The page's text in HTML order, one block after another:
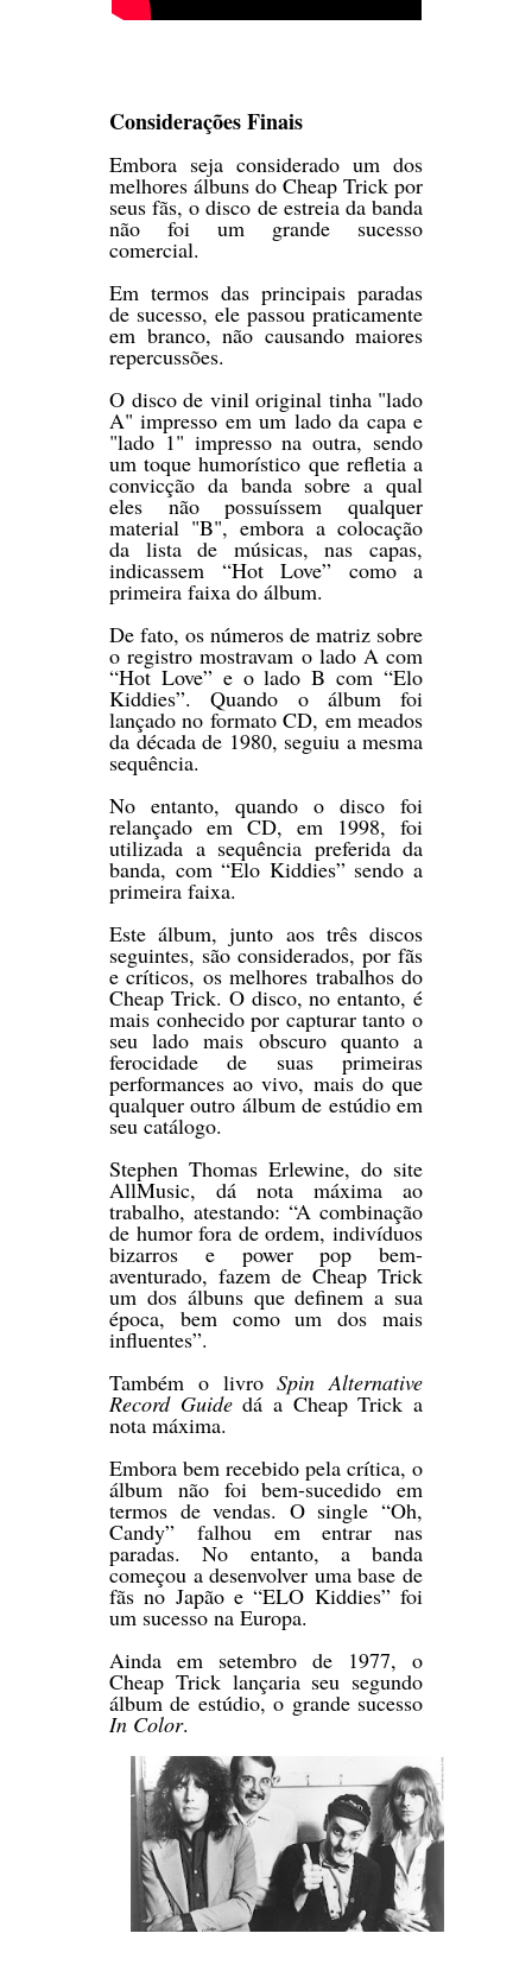
Considerações Finais
Embora seja considerado um dos
melhores álbuns do Cheap Trick por
seus fãs, o disco de estreia da banda
não foi um grande sucesso
comercial.
Em termos das principais paradas
de sucesso, ele passou praticamente
em branco, não causando maiores
repercussões.
O disco de vinil original tinha "lado
A" impresso em um lado da capa e
"lado 1" impresso na outra, sendo
um toque humorístico que refletia a
convicção da banda sobre a qual
eles não possuíssem qualquer
material "B", embora a colocação
da lista de músicas, nas capas,
indicassem “Hot Love” como a
primeira faixa do álbum.
De fato, os números de matriz sobre
o registro mostravam o lado A com
“Hot Love” e o lado B com “Elo
Kiddies”. Quando o álbum foi
lançado no formato CD, em meados
da década de 1980, seguiu a mesma
sequência.
No entanto, quando o disco foi
relançado em CD, em 1998, foi
utilizada a sequência preferida da
banda, com “Elo Kiddies” sendo a
primeira faixa.
Este álbum, junto aos três discos
seguintes, são considerados, por fãs
e críticos, os melhores trabalhos do
Cheap Trick. O disco, no entanto, é
mais conhecido por capturar tanto o
seu lado mais obscuro quanto a
ferocidade de suas primeiras
performances ao vivo, mais do que
qualquer outro álbum de estúdio em
seu catálogo.
Stephen Thomas Erlewine, do site
AllMusic, dá nota máxima ao
trabalho, atestando: “A combinação
de humor fora de ordem, indivíduos
bizarros e power pop bem-
aventurado, fazem de Cheap Trick
um dos álbuns que definem a sua
época, bem como um dos mais
influentes”.
Também o livroSpin Alternative
Record Guidedá a Cheap Trick a
nota máxima.
Embora bem recebido pela crítica, o
álbum não foi bem-sucedido em
termos de vendas. O single “Oh,
Candy” falhou em entrar nas
paradas. No entanto, a banda
começou a desenvolver uma base de
fãs no Japão e “ELO Kiddies” foi
um sucesso na Europa.
Ainda em setembro de 1977, o
Cheap Trick lançaria seu segundo
álbum de estúdio, o grande sucesso
In Color.